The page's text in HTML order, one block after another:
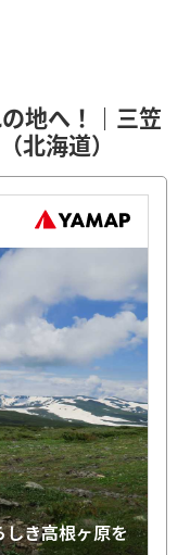
地へ！｜三笠
北海道）